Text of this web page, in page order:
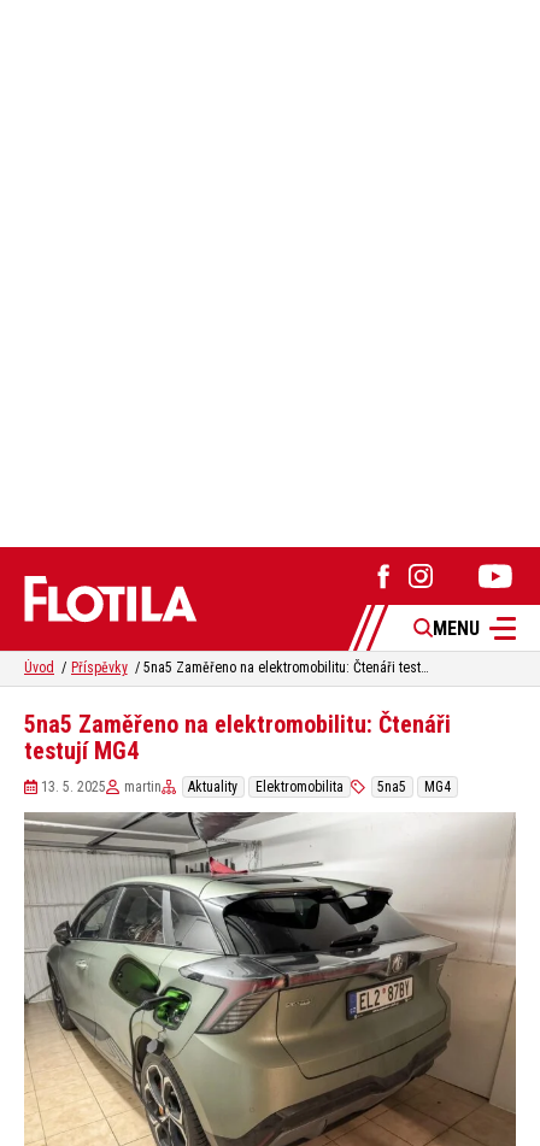
MENU
Úvod Příspěvky 5na5 Zaměřeno na elektromobilitu: Čtenáři testují MG4
5na5 Zaměřeno na elektromobilitu: Čtenáři
testují MG4
13. 5. 2025 martin Aktuality Elektromobilita 5na5 MG4